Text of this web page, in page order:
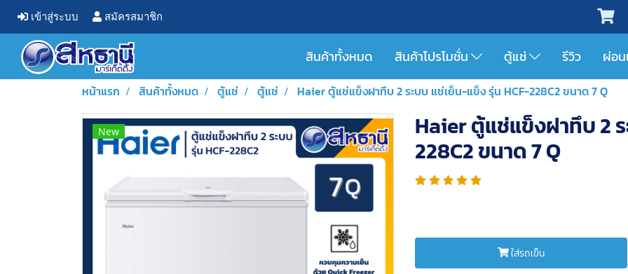
เข้าสู่ระบบ สมัครสมาชิก
สินค้าทั้งหมด สินค้าโปรโมชั่น ตู้แช่ รีวิว ผ่อน
หน้าแรก สินค้าทั้งหมด ตู้แช่ ตู้แช่ Haier ตู้แช่แข็งฝาทึบ 2 ระบบ แช่เย็น-แข็ง รุ่น HCF-228C2 ขนาด 7 Q
New
Haier ตู้แช่แข็งฝาทึบ 2
228C2 ขนาด 7 Q
ใส่รถเข็น